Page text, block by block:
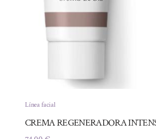
Línea facial
CREMA REGENERADORA